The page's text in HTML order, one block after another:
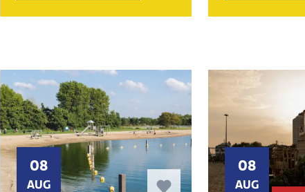
KUNST EN CULTUUR
MUSEUM
KUNST EN
08
AUG
08
AUG